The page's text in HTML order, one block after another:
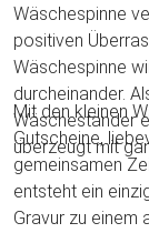
Wäschespinne
positiven
Wäschespinne
durcheinander.
Wäscheständer
überzeugt mit
Mit den kleinen
Gutscheine,
gemeinsamen
entsteht ein
Gravur zu einem